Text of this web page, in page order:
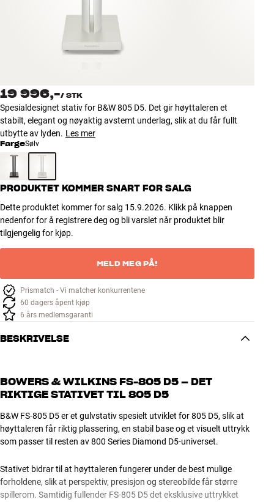
INSPIRASJON
NYHETER
TILBUD
Kundeservice
Logg inn
Kundeservice
Bygg med lyd
19 996,-/ STK
Spesialdesignet stativ for B&W 805 D5. Det gir høyttaleren et
stabilt, elegant og nøyaktig avstemt underlag, slik at du får fullt
utbytte av lyden. Les mer
FargeSølv
PRODUKTET KOMMER SNART FOR SALG
Dette produktet kommer for salg 15.9.2026. Klikk på knappen
nedenfor for å registrere deg og bli varslet når produktet blir
tilgjengelig for kjøp.
MELD MEG PÅ!
Prismatch - Vi matcher konkurrentene
60 dagers åpent kjøp
6 års medlemsgaranti
BESKRIVELSE
BOWERS & WILKINS FS-805 D5 – DET
RIKTIGE STATIVET TIL 805 D5
B&W FS-805 D5 er et gulvstativ spesielt utviklet for 805 D5, slik at
høyttaleren får riktig plassering, en stabil base og et visuelt uttrykk
som passer til resten av 800 Series Diamond D5-universet.
Stativet bidrar til at høyttaleren fungerer under de best mulige
forholdene, slik at perspektiv, presisjon og stereobilde får større
spillerom. Samtidig fullender FS-805 D5 det eksklusive uttrykket